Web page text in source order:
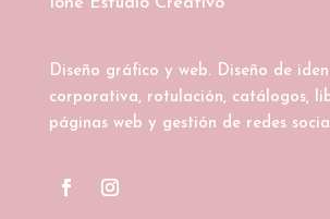
Diseño gráfico y web. Diseño de
corporativa, rotulación, catálogos,
páginas web y gestión de redes